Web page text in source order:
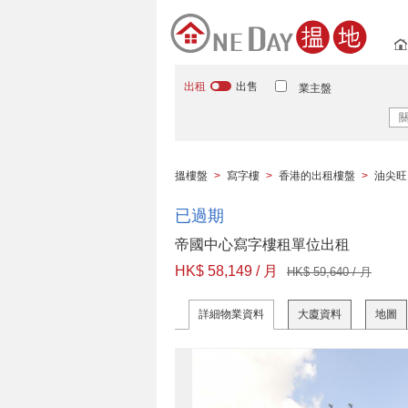
出租 出售 業主盤
搵樓盤 > 寫字樓 > 香港的出租樓盤 > 油尖旺
已過期
帝國中心寫字樓租單位出租
HK$ 58,149 / 月
HK$ 59,640 / 月
詳細物業資料 大廈資料 地圖